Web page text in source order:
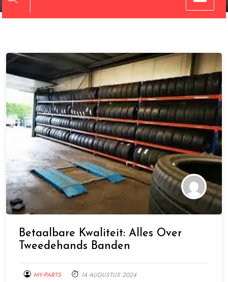
Betaalbare Kwaliteit: Alles Over
Tweedehands Banden
MY-PARTS 14 AUGUSTUS 2024